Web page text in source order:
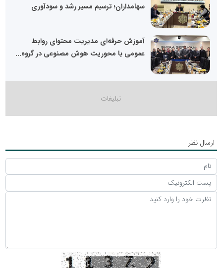
سهامداران؛ ترسیم مسیر رشد و سودآوری
آموزش حرفه‌ای مدیریت محتوای روابط
عمومی با محوریت هوش مصنوعی در گروه...
ارسال نظر